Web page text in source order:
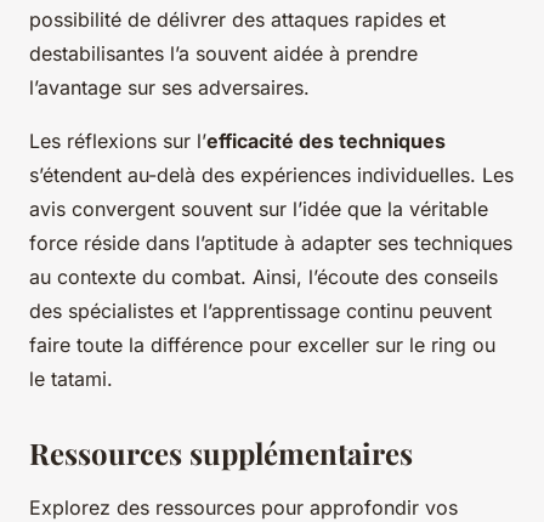
possibilité de délivrer des attaques rapides et
destabilisantes l’a souvent aidée à prendre
l’avantage sur ses adversaires.
Les réflexions sur l’efficacité des techniques
s’étendent au-delà des expériences individuelles. Les
avis convergent souvent sur l’idée que la véritable
force réside dans l’aptitude à adapter ses techniques
au contexte du combat. Ainsi, l’écoute des conseils
des spécialistes et l’apprentissage continu peuvent
faire toute la différence pour exceller sur le ring ou
le tatami.
Ressources supplémentaires
Explorez des ressources pour approfondir vos